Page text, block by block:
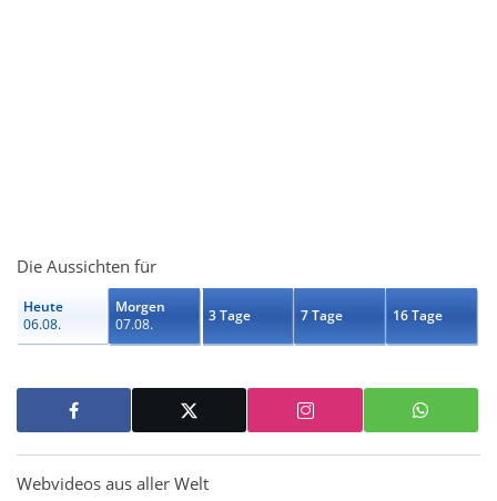
Die Aussichten für
Heute
06.08.
Morgen
07.08.
3 Tage 7 Tage 16 Tage
Webvideos aus aller Welt